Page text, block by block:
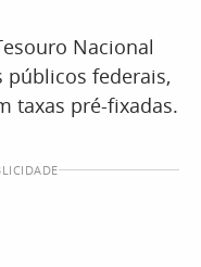
Nacional
públicos federais,
taxas pré-fixadas.